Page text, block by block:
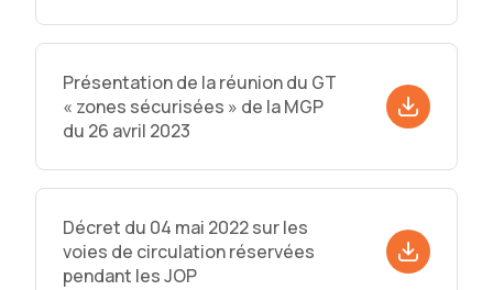
Présentation de la réunion du GT
« zones sécurisées » de la MGP
du 26 avril 2023
Décret du 04 mai 2022 sur les
voies de circulation réservées
pendant les JOP